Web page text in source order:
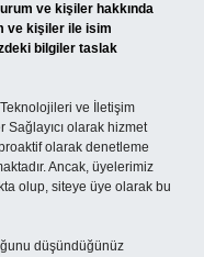
ve kişiler hakkında
ve kişiler ile isim
bilgiler taslak
ve İletişim
Sağlayıcı olarak hizmet
olarak denetleme
Ancak, üyelerimiz
olup, siteye üye olarak bu
düşündüğünüz